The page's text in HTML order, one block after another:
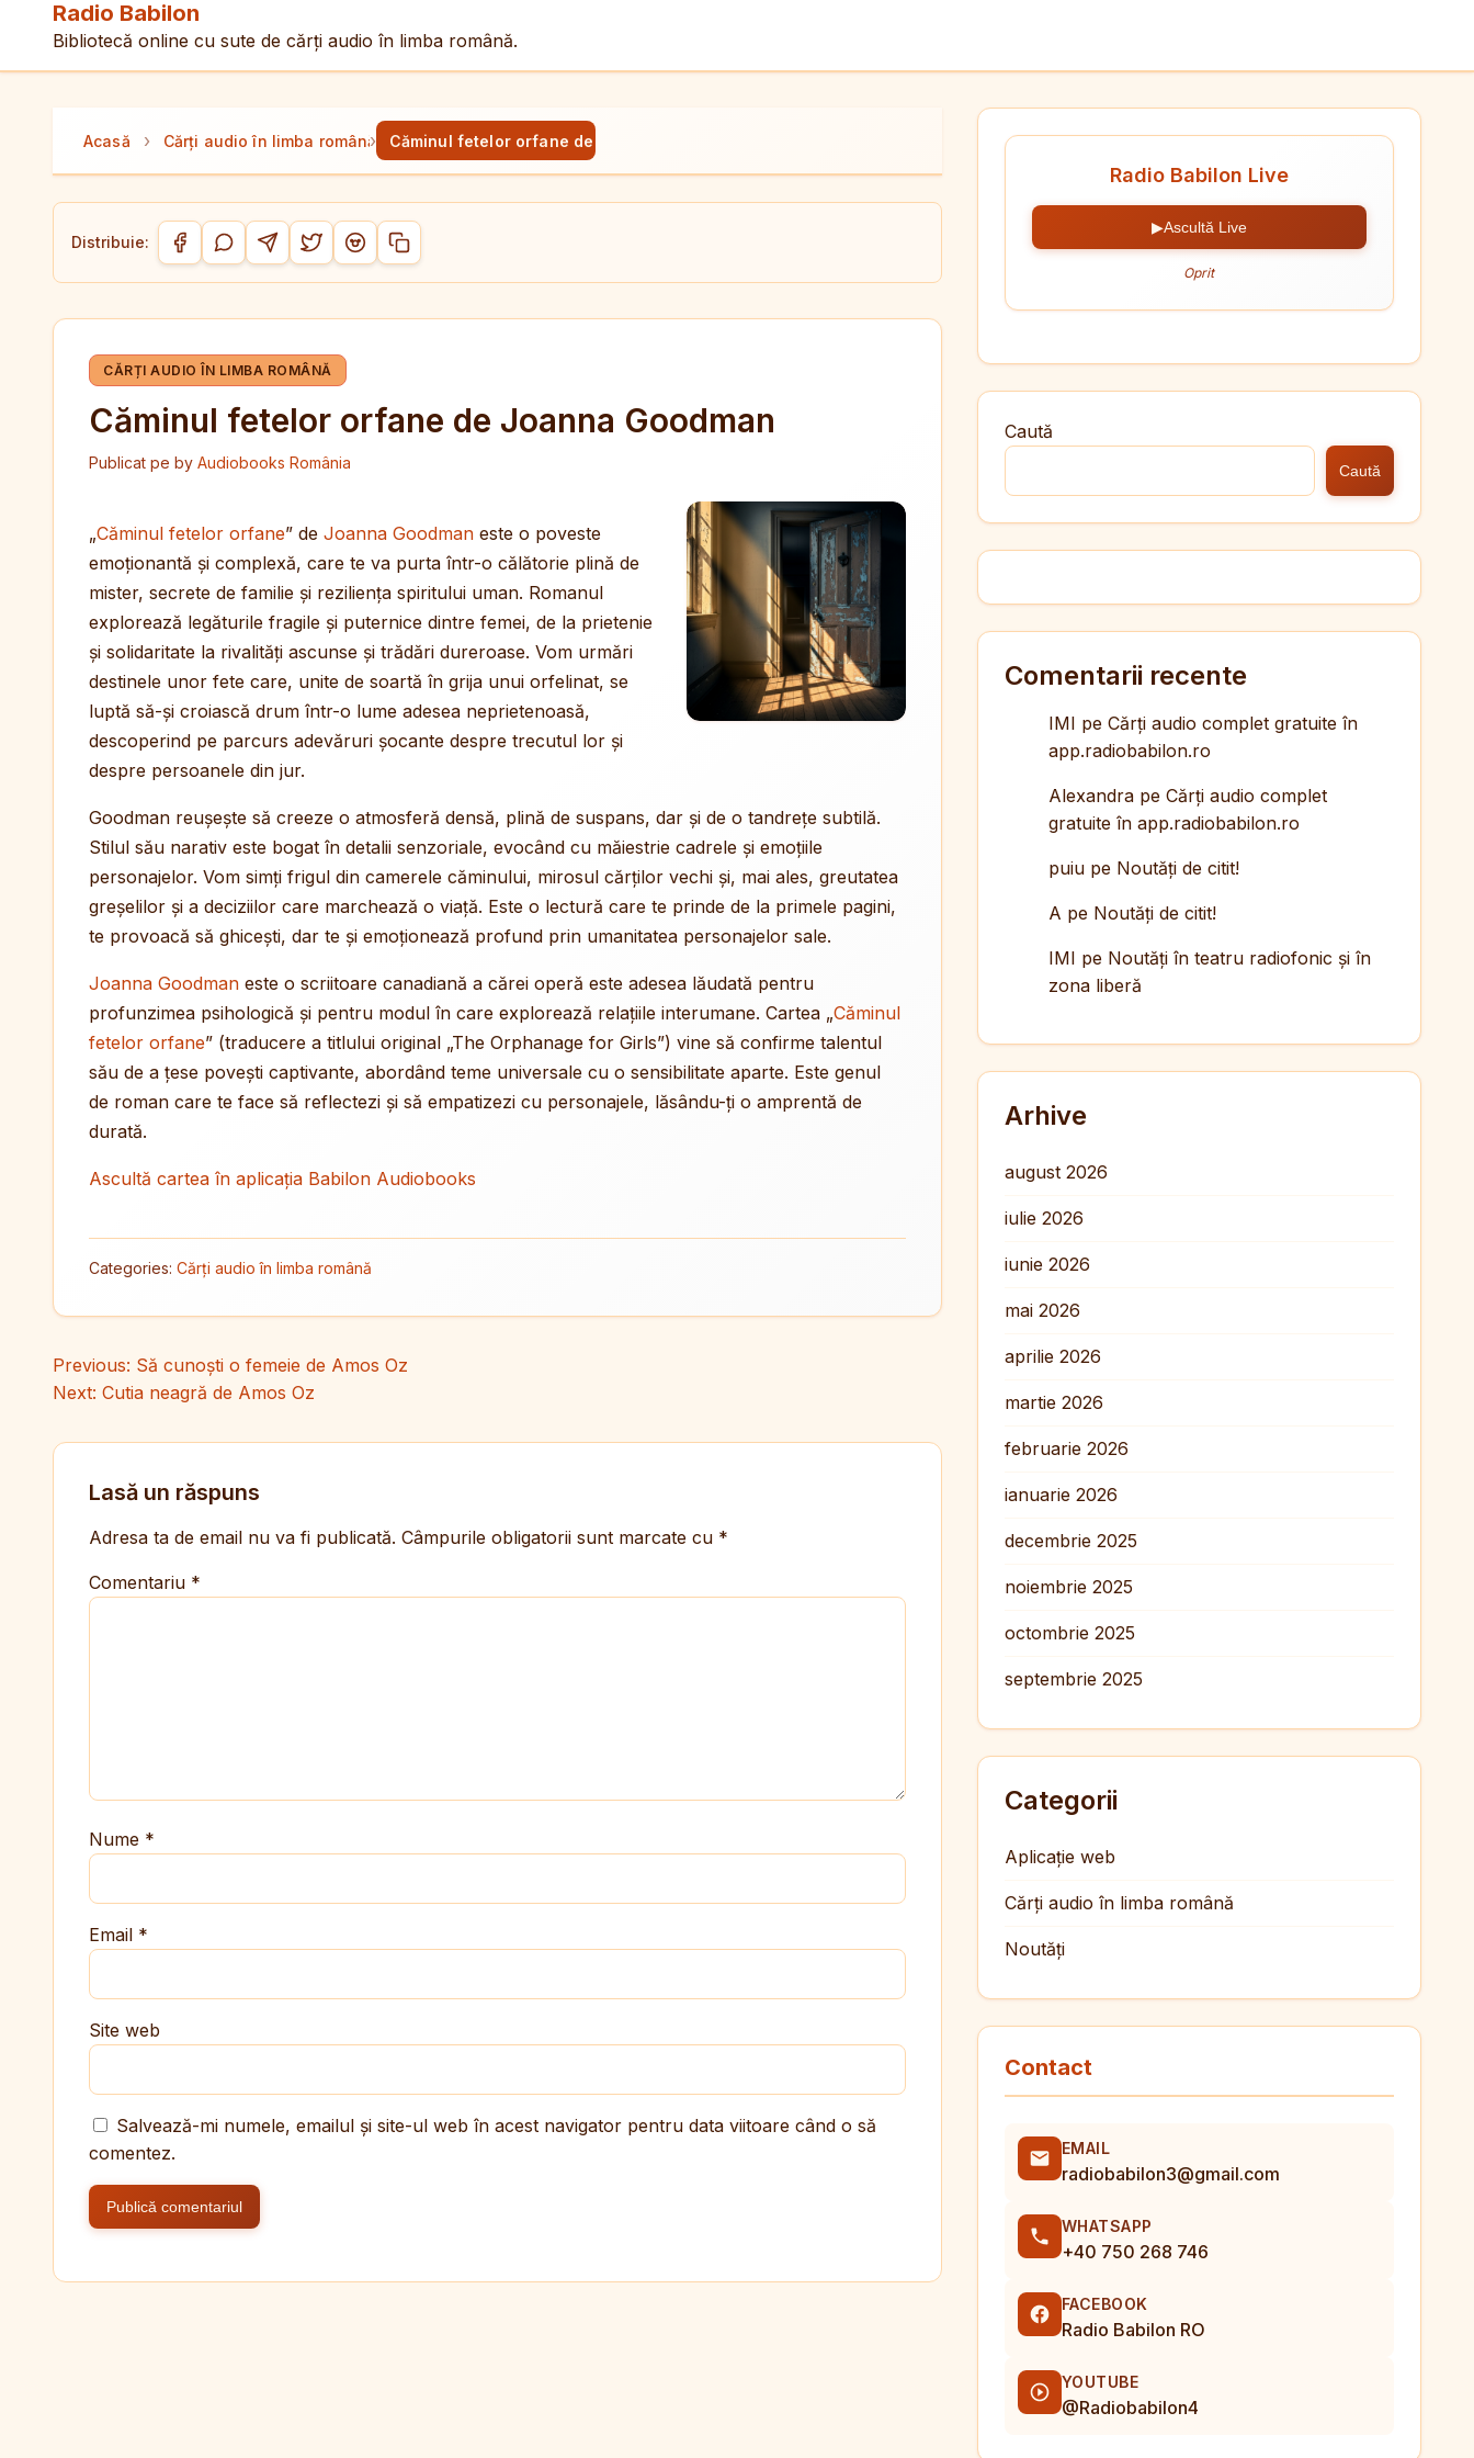
Radio Babilon
Bibliotecă online cu sute de cărți audio în limba română.
Acasă › Cărți audio în limba română
› Căminul fetelor orfane de Joanna Goodman
Distribuie:
Distribuie pe Facebook
Distribuie pe WhatsApp
Distribuie pe Telegram
Distribuie pe Twitter/X
Distribuie pe Reddit
Copiază link-ul
CĂRȚI AUDIO ÎN LIMBA ROMÂNĂ
Căminul fetelor orfane de Joanna Goodman
Publicat pe by Audiobooks România
„Căminul fetelor orfane” de Joanna Goodman este o poveste
emoționantă și complexă, care te va purta într-o călătorie plină de
mister, secrete de familie și reziliența spiritului uman. Romanul
explorează legăturile fragile și puternice dintre femei, de la prietenie
și solidaritate la rivalități ascunse și trădări dureroase. Vom urmări
destinele unor fete care, unite de soartă în grija unui orfelinat, se
luptă să-și croiască drum într-o lume adesea neprietenoasă,
descoperind pe parcurs adevăruri șocante despre trecutul lor și
despre persoanele din jur.
Goodman reușește să creeze o atmosferă densă, plină de suspans, dar și de o tandrețe subtilă.
Stilul său narativ este bogat în detalii senzoriale, evocând cu măiestrie cadrele și emoțiile
personajelor. Vom simți frigul din camerele căminului, mirosul cărților vechi și, mai ales, greutatea
greșelilor și a deciziilor care marchează o viață. Este o lectură care te prinde de la primele pagini,
te provoacă să ghicești, dar te și emoționează profund prin umanitatea personajelor sale.
Joanna Goodman este o scriitoare canadiană a cărei operă este adesea lăudată pentru
profunzimea psihologică și pentru modul în care explorează relațiile interumane. Cartea „Căminul
fetelor orfane” (traducere a titlului original „The Orphanage for Girls”) vine să confirme talentul
său de a țese povești captivante, abordând teme universale cu o sensibilitate aparte. Este genul
de roman care te face să reflectezi și să empatizezi cu personajele, lăsându-ți o amprentă de
durată.
Ascultă cartea în aplicația Babilon Audiobooks
Categories: Cărți audio în limba română
Navigare în articole
Previous: Să cunoști o femeie de Amos Oz
Next: Cutia neagră de Amos Oz
Lasă un răspuns
Adresa ta de email nu va fi publicată. Câmpurile obligatorii sunt marcate cu *
Comentariu *
Nume *
Email *
Site web
Salvează-mi numele, emailul și site-ul web în acest navigator pentru data viitoare când o să
comentez.
Radio Babilon Live
▶Ascultă Live
Oprit
Caută
Caută
Comentarii recente
IMI pe Cărți audio complet gratuite în
app.radiobabilon.ro
Alexandrape Cărți audio complet
gratuite în app.radiobabilon.ro
puiupe Noutăți de citit!
A pe Noutăți de citit!
IMI pe Noutăți în teatru radiofonic și în
zona liberă
Arhive
august 2026
iulie 2026
iunie 2026
mai 2026
aprilie 2026
martie 2026
februarie 2026
ianuarie 2026
decembrie 2025
noiembrie 2025
octombrie 2025
septembrie 2025
Categorii
Aplicație web
Cărți audio în limba română
Noutăți
Contact
EMAIL
radiobabilon3@gmail.com
WHATSAPP
+40 750 268 746
FACEBOOK
Radio Babilon RO
YOUTUBE
@Radiobabilon4